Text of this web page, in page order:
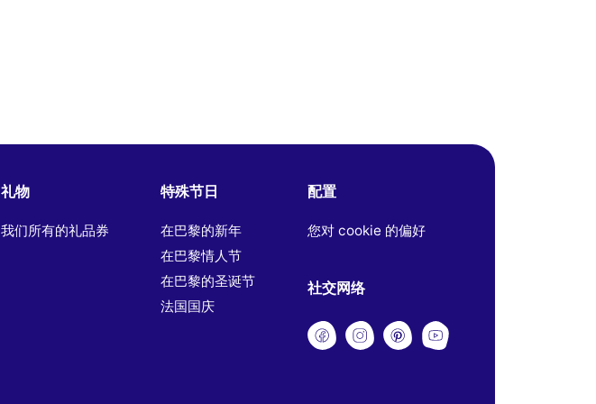
礼物
我们所有的礼品券
特殊节日
在巴黎的新年
在巴黎情人节
在巴黎的圣诞节
法国国庆
配置
您对 cookie 的偏好
社交网络